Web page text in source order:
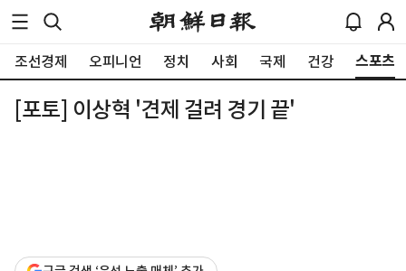
조선경제 오피니언 정치 사회 국제 건강 스포츠
[포토] 이상혁 '견제 걸려 경기 끝'